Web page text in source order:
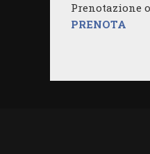
Prenotazione
PRENOTA